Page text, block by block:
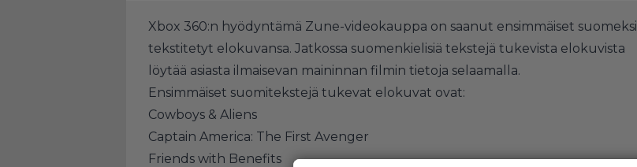
Xbox 360:n hyödyntämä Zune-videokauppa on saanut ensimmäiset suomeksi
tekstitetyt elokuvansa. Jatkossa suomenkielisiä tekstejä tukevista elokuvista
löytää asiasta ilmaisevan maininnan filmin tietoja selaamalla.
Ensimmäiset suomitekstejä tukevat elokuvat ovat:
Cowboys & Aliens
Captain America: The First Avenger
Friends with Benefits